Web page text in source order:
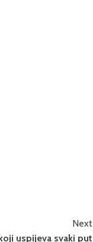
Next
uspijeva svaki put